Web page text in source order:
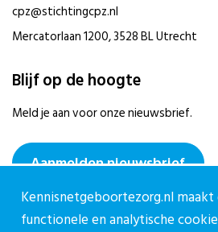
cpz@stichtingcpz.nl
Mercatorlaan 1200, 3528 BL Utrecht
Blijf op de hoogte
Meld je aan voor onze nieuwsbrief.
Aanmelden nieuwsbrief
Kennisnetgeboortezorg.nl maakt
functionele en analytische